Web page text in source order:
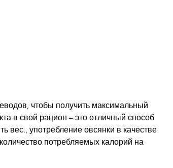
в свой рацион – это отличный способ
вес., употребление овсянки в качестве
потребляемых калорий на